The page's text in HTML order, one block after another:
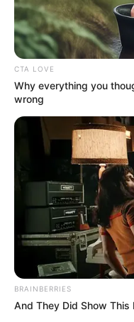
CTA LOVE
Why everything you
wrong
BRAINBERRIES
And They Did Show This